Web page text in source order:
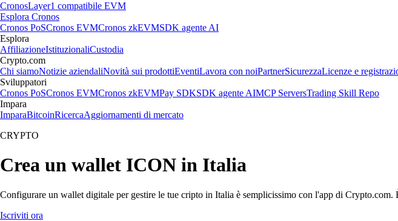
CronosLayer1 compatibile EVM
Esplora Cronos
Cronos PoSCronos EVMCronos zkEVMSDK agente AI
Esplora
AffiliazioneIstituzionaliCustodia
Crypto.com
Chi siamoNotizie aziendaliNovità sui prodottiEventiLavora con noiPartnerSicurezzaLicenze e
Sviluppatori
Cronos PoSCronos EVMCronos zkEVMPay SDKSDK agente AIMCP ServersTrading Skill Repo
Impara
ImparaBitcoinRicercaAggiornamenti di mercato
CRYPTO
Crea un wallet ICON in Italia
Configurare un wallet digitale per gestire le tue cripto in Italia è semplicissimo con l'app di
Iscriviti ora